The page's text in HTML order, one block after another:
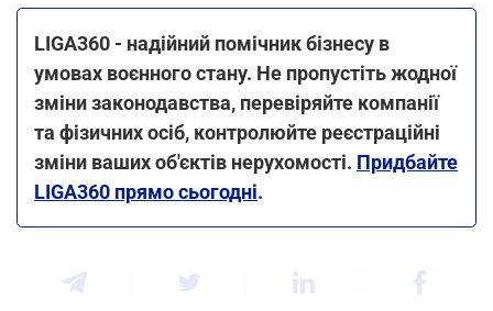
LIGA360 - надійний помічник бізнесу в
умовах воєнного стану. Не пропустіть жодної
зміни законодавства, перевіряйте компанії
та фізичних осіб, контролюйте реєстраційні
зміни ваших об'єктів нерухомості. Придбайте
LIGA360 прямо сьогодні.